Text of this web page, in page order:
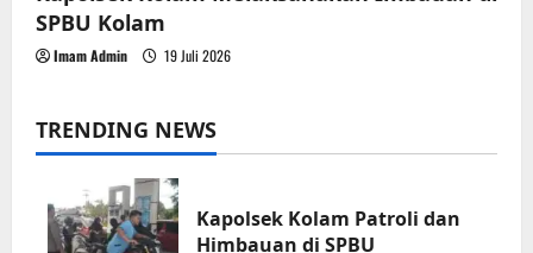
SPBU Kolam
Imam Admin 19 Juli 2026
TRENDING NEWS
Kapolsek Kolam Patroli dan
Himbauan di SPBU